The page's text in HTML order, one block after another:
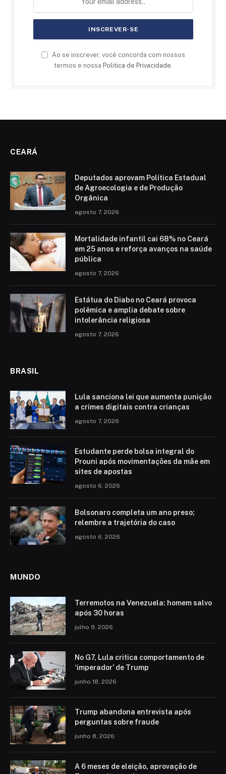
Ao se inscrever, você concorda com nossos
termos e nossa Politica de Privacidade.
CEARÁ
Deputados aprovam Política Estadual
de Agroecologia e de Produção
Orgânica
agosto 7, 2026
Mortalidade infantil cai 68% no Ceará
em 25 anos e reforça avanços na saúde
pública
agosto 7, 2026
Estátua do Diabo no Ceará provoca
polêmica e amplia debate sobre
intolerância religiosa
agosto 7, 2026
BRASIL
Lula sanciona lei que aumenta punição
a crimes digitais contra crianças
agosto 7, 2026
Estudante perde bolsa integral do
Prouni após movimentações da mãe em
sites de apostas
agosto 6, 2026
Bolsonaro completa um ano preso;
relembre a trajetória do caso
agosto 6, 2026
MUNDO
Terremotos na Venezuela: homem salvo
após 30 horas
julho 9, 2026
No G7, Lula critica comportamento de
‘imperador’ de Trump
junho 18, 2026
Trump abandona entrevista após
perguntas sobre fraude
junho 8, 2026
A 6 meses de eleição, aprovação de